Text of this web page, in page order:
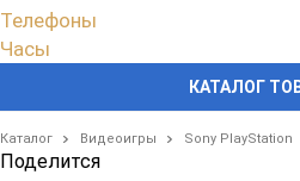
КАТАЛОГ
Телефоны
Часы
Каталог Видеоигры Sony PlayStation
Поделится